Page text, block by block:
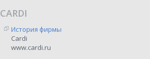
CARDI
История фирмы
Cardi
www.cardi.ru